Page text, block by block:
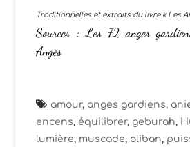
Traditionnelles et extraits du livre « Les
Sources :Les 72 anges
Anges
amour, anges gardiens,
encens, équilibrer, geburah,
lumière, muscade, oliban,